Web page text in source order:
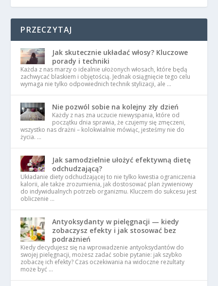
PRZECZYTAJ
Jak skutecznie układać włosy? Kluczowe
porady i techniki
Każda z nas marzy o idealnie ułożonych włosach, które będą
zachwycać blaskiem i objętością. Jednak osiągnięcie tego celu
wymaga nie tylko odpowiednich technik stylizacji, ale …
Nie pozwól sobie na kolejny zły dzień
Każdy z nas zna uczucie niewyspania, które od
początku dnia sprawia, że czujemy się zmęczeni,
wszystko nas drażni – kolokwialnie mówiąc, jesteśmy nie do
życia. …
Jak samodzielnie ułożyć efektywną dietę
odchudzającą?
Układanie diety odchudzającej to nie tylko kwestia ograniczenia
kalorii, ale także zrozumienia, jak dostosować plan żywieniowy
do indywidualnych potrzeb organizmu. Kluczem do sukcesu jest
obliczenie …
Antyoksydanty w pielęgnacji — kiedy
zobaczysz efekty i jak stosować bez
podrażnień
Kiedy decydujesz się na wprowadzenie antyoksydantów do
swojej pielęgnacji, możesz zadać sobie pytanie: jak szybko
zobaczę ich efekty? Czas oczekiwania na widoczne rezultaty
może być …